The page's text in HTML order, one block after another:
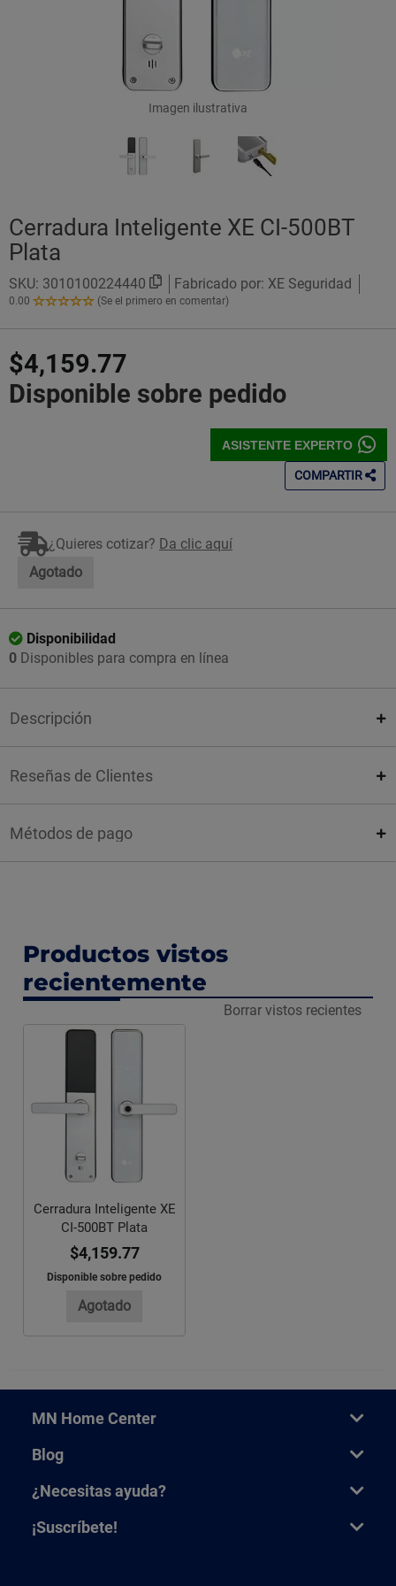
Imagen ilustrativa
Cerradura Inteligente XE CI-500BT
Plata
SKU: 3010100224440 Fabricado por: XE Seguridad
0.00
0.00
Estrellas!
(Se el primero en comentar)
$4,159.77
Disponible sobre pedido
ASISTENTE EXPERTO
COMPARTIR
¿Quieres cotizar? Da clic aquí
Agotado
Disponibilidad
0 Disponibles para compra en línea
Descripción
Reseñas de Clientes
Métodos de pago
Productos vistos
recientemente
Borrar vistos recientes
Cerradura Inteligente XE
CI-500BT Plata
$4,159.77
Disponible sobre pedido
Agotado
MN Home Center
Blog
¿Necesitas ayuda?
¡Suscríbete!